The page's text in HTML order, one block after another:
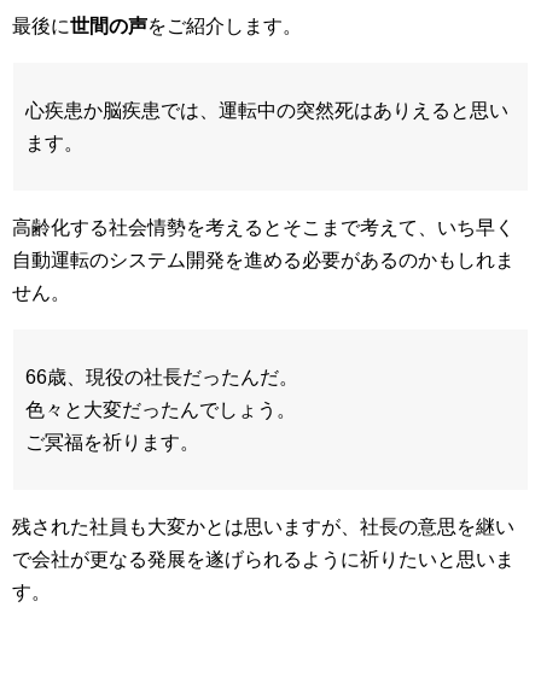
最後に世間の声をご紹介します。
心疾患か脳疾患では、運転中の突然死はありえると思い
ます。
高齢化する社会情勢を考えるとそこまで考えて、いち早く
自動運転のシステム開発を進める必要があるのかもしれま
せん。
66歳、現役の社長だったんだ。
色々と大変だったんでしょう。
ご冥福を祈ります。
残された社員も大変かとは思いますが、社長の意思を継い
で会社が更なる発展を遂げられるように祈りたいと思いま
す。